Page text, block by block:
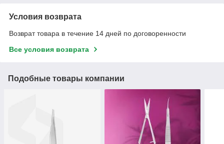
Условия возврата
Возврат товара в течение 14 дней по договоренности
Все условия возврата
Подобные товары компании